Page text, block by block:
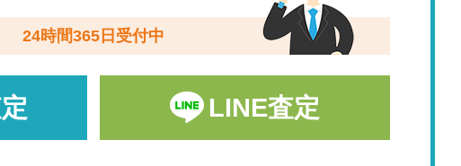
24時間365日受付中
LINE査定